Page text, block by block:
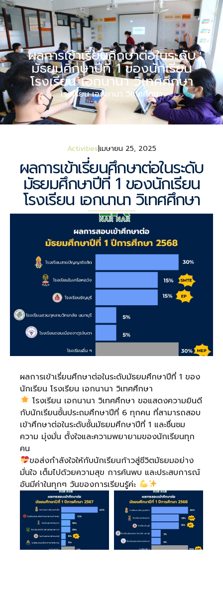
ผลการเข้าเรี่ยนศึกษาต่อในระดับ
มัธยมศึกษาปีที่ 1 ของนักเรียน
โรงเรียน เอกนานา วิเทศศึกษา
โรงเรียน เอกนานา วิเทศศึกษา
Activitiesเมษายน 25, 2025
ผลการเข้าเรี่ยนศึกษาต่อในระดับ
มัธยมศึกษาปีที่ 1 ของนักเรียน
โรงเรียน เอกนานา วิเทศศึกษา
ผลการเข้าเรี่ยนศึกษาต่อในระดับมัธยมศึกษาปีที่ 1 ของ
นักเรียน โรงเรียน เอกนานา วิเทศศึกษา
โรงเรียน เอกนานา วิเทศศึกษา ขอแสดงความยินดี
กับนักเรียนชั้นประถมศึกษาปีที่ 6 ทุกคน ที่สามารถสอบ
เข้าศึกษาต่อในระดับชั้นมัธยมศึกษาปีที่ 1 และชื่นชม
ความ มุ่งมั่น ตั้งใจและความพยายามของนักเรียนทุก
คน
ขอส่งกำลังใจให้กับนักเรียนก้าวสู่ชีวิตมัธยมอย่าง
มั่นใจ เต็มไปด้วยความสุข การค้นพบ และประสบการณ์
อันมีค่าในทุกๆ วันของการเรียนรู้ค่ะ